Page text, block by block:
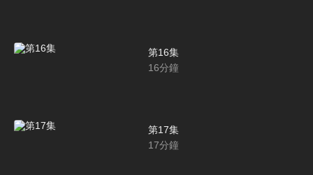
第16集
16分鐘
第17集
17分鐘